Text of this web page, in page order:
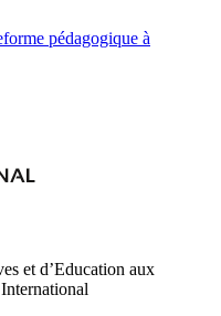
pédagogique à
et d’Education aux